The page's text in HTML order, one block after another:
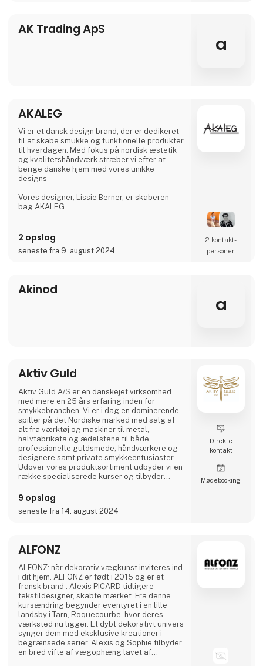
AK Trading ApS
a
AKALEG
Vi er et dansk design brand, der er dedikeret
til at skabe smukke og funktionelle produkter
til hverdagen. Med fokus på nordisk æstetik
og kvalitetshåndværk stræber vi efter at
berige danske hjem med vores unikke
designs
Vores designer, Lissie Berner, er skaberen
bag AKALEG.
fremstillet med omhu og opfylder de høje
standarder, som AKALEG er kendt for.
del af vores brand.Vi sætter en ære i at sikre,
2 opslag
seneste fra 9. august 2024
2 kontakt­
personer
Akinod
a
Aktiv Guld
Aktiv Guld A/S er en danskejet virksomhed
med mere en 25 års erfaring inden for
smykkebranchen. Vi er i dag en dominerende
spiller på det Nordiske marked med salg af
alt fra værktøj og maskiner til metal,
halvfabrikata og ædelstene til både
professionelle guldsmede, håndværkere og
designere samt private smykkeentusiaster.
Udover vores produktsortiment udbyder vi en
række specialiserede kurser og tilbyder
servicecenter eller hos vores internationale
samarbejdspartnere.
kvalitet, stor faglig
9 opslag
seneste fra 14. august 2024
Direkte
kontakt
Møde­booking
ALFONZ
ALFONZ: når dekorativ vægkunst inviteres ind
i dit hjem. ALFONZ er født i 2015 og er et
fransk brand . Alexis PICARD tidligere
tekstildesigner, skabte mærket. Fra denne
kursændring begynder eventyret i en lille
landsby i Tarn, Roquecourbe, hvor deres
værksted nu ligger. Et dybt dekorativt univers
synger dem med eksklusive kreationer i
begrænsede serier. Alexis og Sophie tilbyder
en bred vifte af vægophæng lavet af